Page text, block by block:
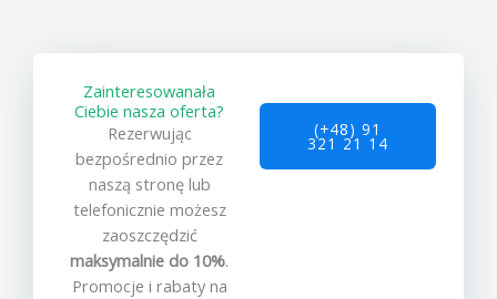
Zainteresowanała
Ciebie nasza oferta?
Rezerwując
bezpośrednio przez
naszą stronę lub
telefonicznie możesz
zaoszczędzić
maksymalnie do 10%.
Promocje i rabaty na
(+48) 91
321 21 14